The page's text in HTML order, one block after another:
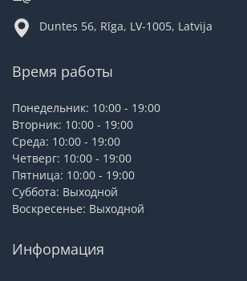
Duntes 56, Rīga, LV-1005, Latvija
Время работы
Понедельник: 10:00 - 19:00
Вторник: 10:00 - 19:00
Среда: 10:00 - 19:00
Четверг: 10:00 - 19:00
Пятница: 10:00 - 19:00
Суббота: Выходной
Воскресенье: Выходной
Информация